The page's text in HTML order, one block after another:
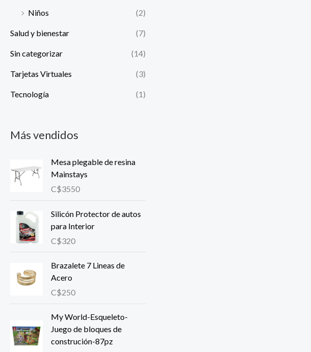
Niños
(2)
Salud y bienestar (7)
Sin categorizar (14)
Tarjetas Virtuales (3)
Tecnología (1)
Más vendidos
Mesa plegable de resina
Mainstays
C$3550
Silicón Protector de autos
para Interior
C$320
Brazalete 7 Lineas de
Acero
C$250
My World-Esqueleto-
Juego de bloques de
construción-87pz